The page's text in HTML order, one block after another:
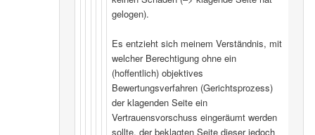
gelogen).
Es entzieht sich meinem Verständnis, mit
welcher Berechtigung ohne ein
(hoffentlich) objektives
Bewertungsverfahren (Gerichtsprozess)
der klagenden Seite ein
Vertrauensvorschuss eingeräumt werden
sollte, der beklagten Seite dieser jedoch